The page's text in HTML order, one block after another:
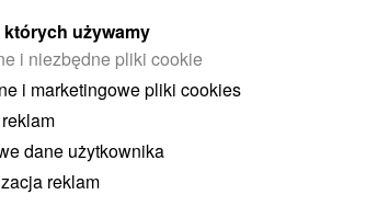
Ttradičná horská chata v
Krpáčovo v Nízkych Tatrách,
używamy
i niezbędne pliki cookie
i marketingowe pliki cookies
dane użytkownika
reklam